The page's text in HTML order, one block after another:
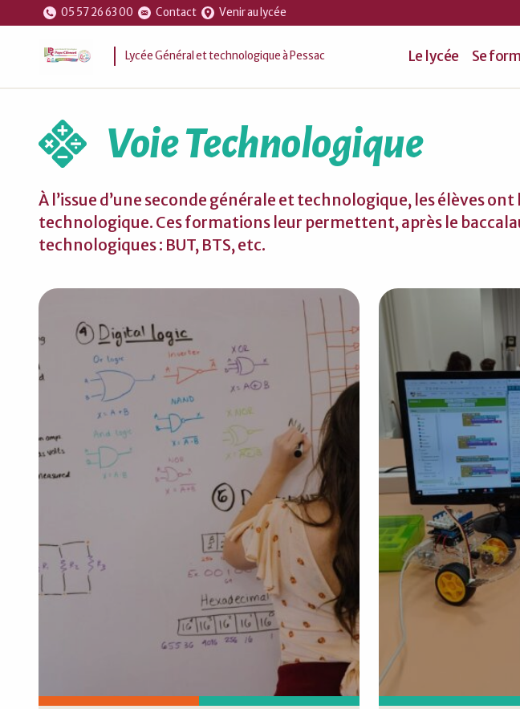
05 57 26 63 00 Contact Venir au lycée
Lycée Général et technologique à Pessac Le lycée Se
Voie Technologique
À l’issue d’une seconde générale et technologique, les élèves
technologique. Ces formations leur permettent, après le
technologiques : BUT, BTS, etc.